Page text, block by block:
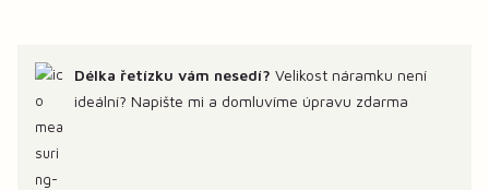
Délka řetízku vám nesedí? Velikost náramku není
ideální? Napište mi a domluvíme úpravu zdarma